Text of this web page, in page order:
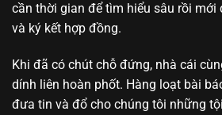
cần thời gian để tìm hiểu sâu rồi mới
và ký kết hợp đồng.
Khi đã có chút chỗ đứng, nhà cái
dính liên hoàn phốt. Hàng loạt bài
đưa tin và đổ cho chúng tôi những